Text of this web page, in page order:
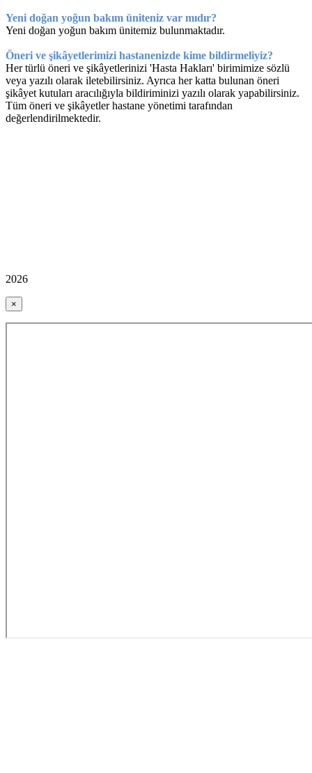
Yeni doğan yoğun bakım üniteniz var mıdır?
Yeni doğan yoğun bakım ünitemiz bulunmaktadır.
Öneri ve şikâyetlerimizi hastanenizde kime bildirmeliyiz?
Her türlü öneri ve şikâyetlerinizi 'Hasta Hakları' birimimize sözlü
veya yazılı olarak iletebilirsiniz. Ayrıca her katta bulunan öneri
şikâyet kutuları aracılığıyla bildiriminizi yazılı olarak yapabilirsiniz.
Tüm öneri ve şikâyetler hastane yönetimi tarafından
değerlendirilmektedir.
2026
×